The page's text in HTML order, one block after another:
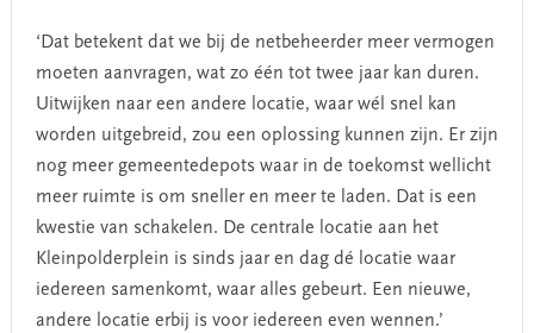
‘Dat betekent dat we bij de netbeheerder meer vermogen
moeten aanvragen, wat zo één tot twee jaar kan duren.
Uitwijken naar een andere locatie, waar wél snel kan
worden uitgebreid, zou een oplossing kunnen zijn. Er zijn
nog meer gemeentedepots waar in de toekomst wellicht
meer ruimte is om sneller en meer te laden. Dat is een
kwestie van schakelen. De centrale locatie aan het
Kleinpolderplein is sinds jaar en dag dé locatie waar
iedereen samenkomt, waar alles gebeurt. Een nieuwe,
andere locatie erbij is voor iedereen even wennen.’